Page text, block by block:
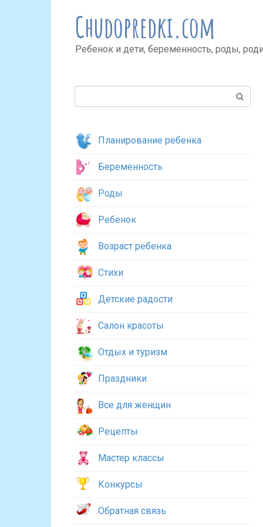
Chudopredki.com
Ребенок и дети, беременность, роды,
Планирование ребенка
Беременность
Роды
Ребенок
Возраст ребенка
Стихи
Детские радости
Салон красоты
Отдых и туризм
Праздники
Все для женщин
Рецепты
Мастер классы
Конкурсы
Обратная связь